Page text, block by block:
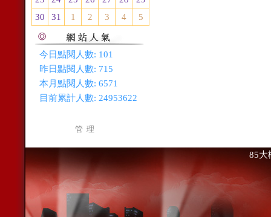
30
31 1 2 3 4 5
今日點閱人數: 101
昨日點閱人數: 715
本月點閱人數: 6571
目前累計人數: 24953622
管 理
85大